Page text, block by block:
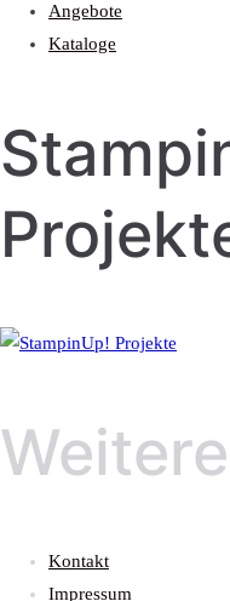
Angebote
Kataloge
Kontakt
Impressum